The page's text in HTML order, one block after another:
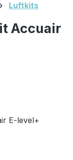
Luftkits
Accuair